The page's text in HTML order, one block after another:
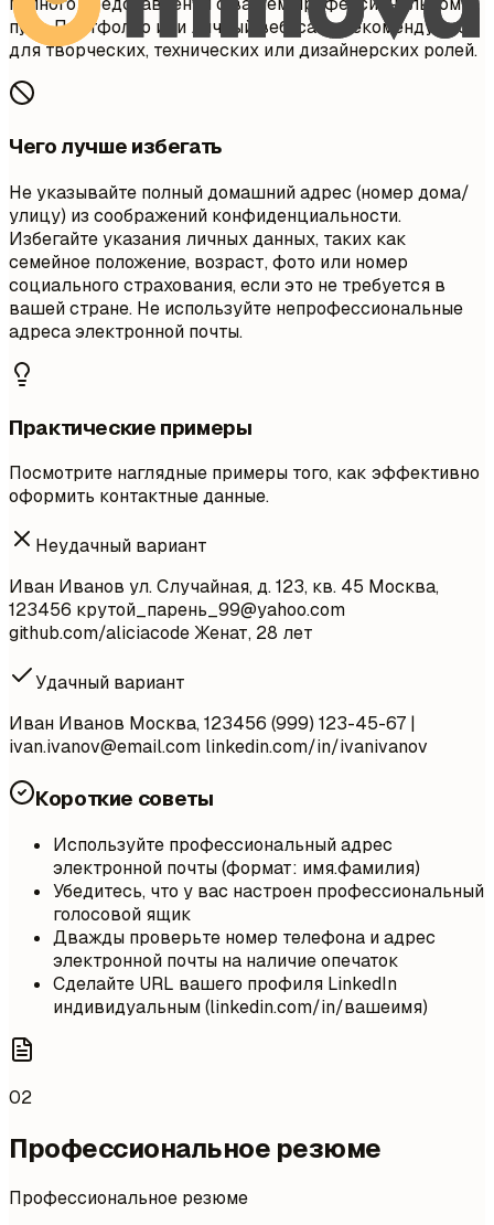
пути. Портфолио или личный веб-сайт рекомендуются
для творческих, технических или дизайнерских ролей.
Чего лучше избегать
Не указывайте полный домашний адрес (номер дома/
улицу) из соображений конфиденциальности.
Избегайте указания личных данных, таких как
семейное положение, возраст, фото или номер
социального страхования, если это не требуется в
вашей стране. Не используйте непрофессиональные
адреса электронной почты.
Практические примеры
Посмотрите наглядные примеры того, как эффективно
оформить контактные данные.
Неудачный вариант
Иван Иванов ул. Случайная, д. 123, кв. 45 Москва,
123456 крутой_парень_99@yahoo.com
github.com/aliciacode Женат, 28 лет
Удачный вариант
Иван Иванов Москва, 123456 (999) 123-45-67 |
ivan.ivanov@email.com linkedin.com/in/ivanivanov
Короткие советы
Используйте профессиональный адрес
электронной почты (формат: имя.фамилия)
Убедитесь, что у вас настроен профессиональный
голосовой ящик
Дважды проверьте номер телефона и адрес
электронной почты на наличие опечаток
Сделайте URL вашего профиля LinkedIn
индивидуальным (linkedin.com/in/вашеимя)
02
Профессиональное резюме
Профессиональное резюме